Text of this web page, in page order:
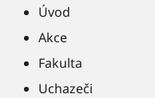
Úvod
Akce
Fakulta
Uchazeči